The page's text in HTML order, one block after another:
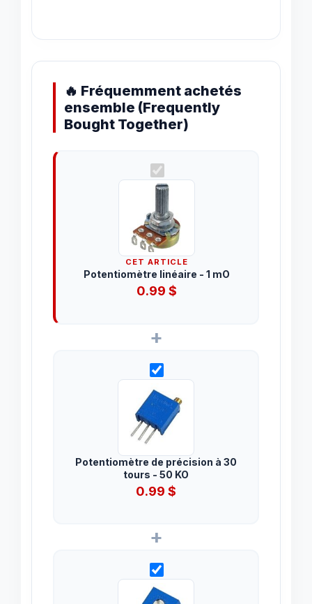
🔥 Fréquemment achetés
ensemble (Frequently
Bought Together)
CET ARTICLE
Potentiomètre linéaire - 1 mO
0.99$
+
Potentiomètre de précision à 30
tours - 50 KO
0.99 $
+